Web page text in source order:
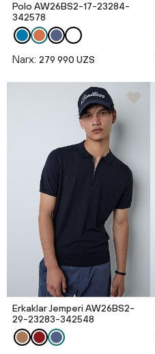
Polo AW26BS2-17-23284-
342578
Narx: 279 990 UZS
Erkaklar Jemperi AW26BS2-
29-23283-342548